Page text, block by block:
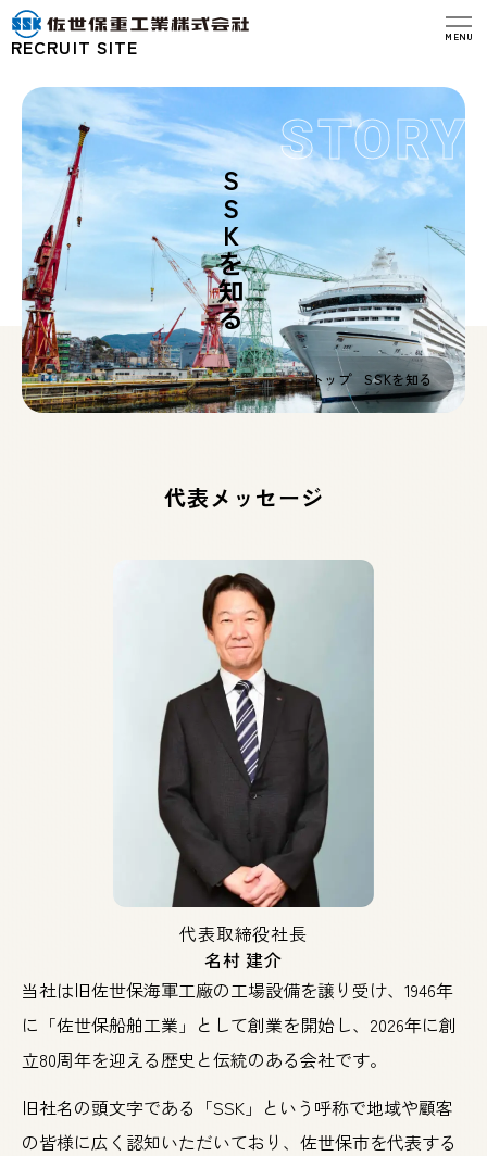
RECRUIT SITE MENU
STORY
SSKを知る
トップ SSKを知る
代表メッセージ
当社は旧佐世保海軍工廠の工場設備を譲り受け、1946年
に「佐世保船舶工業」として創業を開始し、2026年に創
立80周年を迎える歴史と伝統のある会社です。
旧社名の頭文字である「SSK」という呼称で地域や顧客
の皆様に広く認知いただいており、佐世保市を代表する
代表取締役社長
名村 建介